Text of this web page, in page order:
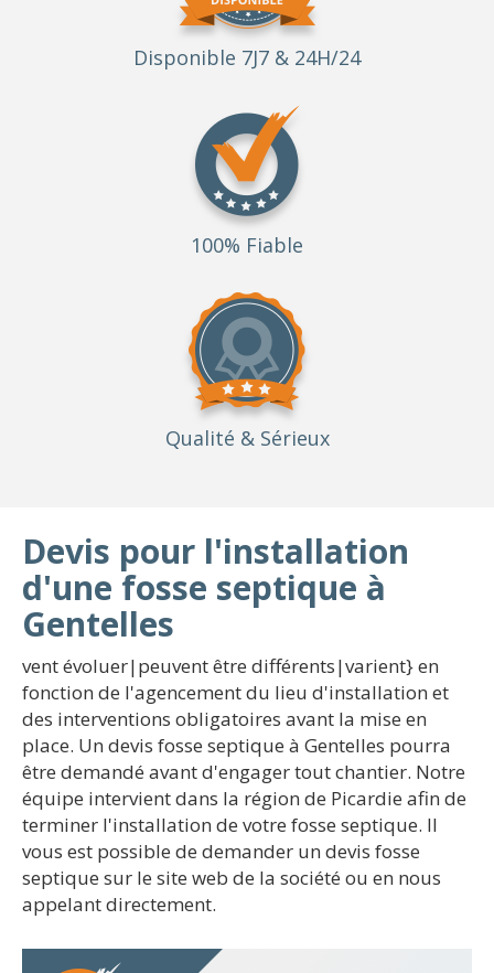
Disponible 7J7 & 24H/24
100% Fiable
Qualité & Sérieux
Devis pour l'installation
d'une fosse septique à
Gentelles
vent évoluer|peuvent être différents|varient} en
fonction de l'agencement du lieu d'installation et
des interventions obligatoires avant la mise en
place. Un devis fosse septique à Gentelles pourra
être demandé avant d'engager tout chantier. Notre
équipe intervient dans la région de Picardie afin de
terminer l'installation de votre fosse septique. Il
vous est possible de demander un devis fosse
septique sur le site web de la société ou en nous
appelant directement.